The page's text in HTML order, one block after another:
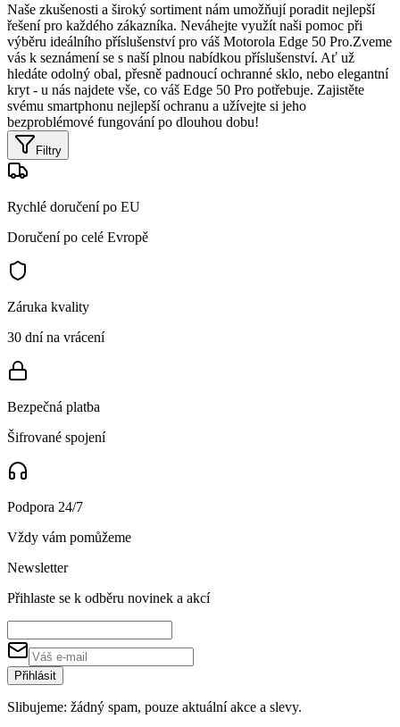
Naše zkušenosti a široký sortiment nám umožňují poradit nejlepší
řešení pro každého zákazníka. Neváhejte využít naši pomoc při
výběru ideálního příslušenství pro váš Motorola Edge 50 Pro.Zveme
vás k seznámení se s naší plnou nabídkou příslušenství. Ať už
hledáte odolný obal, přesně padnoucí ochranné sklo, nebo elegantní
kryt - u nás najdete vše, co váš Edge 50 Pro potřebuje. Zajistěte
svému smartphonu nejlepší ochranu a užívejte si jeho
bezproblémové fungování po dlouhou dobu!
Filtry
Rychlé doručení po EU
Doručení po celé Evropě
Záruka kvality
30 dní na vrácení
Bezpečná platba
Šifrované spojení
Podpora 24/7
Vždy vám pomůžeme
Newsletter
Přihlaste se k odběru novinek a akcí
Přihlásit
Slibujeme: žádný spam, pouze aktuální akce a slevy.